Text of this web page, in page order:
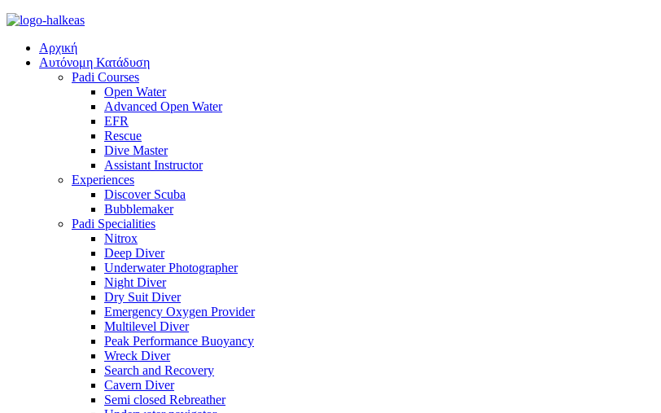
Αρχική
Αυτόνομη Κατάδυση
Padi Courses
Open Water
Advanced Open Water
EFR
Rescue
Dive Master
Assistant Instructor
Experiences
Discover Scuba
Bubblemaker
Padi Specialities
Nitrox
Deep Diver
Underwater Photographer
Night Diver
Dry Suit Diver
Emergency Oxygen Provider
Multilevel Diver
Peak Performance Buoyancy
Wreck Diver
Search and Recovery
Cavern Diver
Semi closed Rebreather